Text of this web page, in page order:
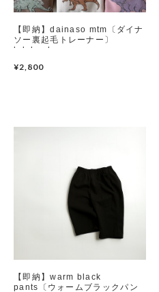
【即納】dainaso mtm〔ダイナ
ソー裏起毛トレーナー〕
lalaland
¥2,800
【即納】warm black
pants〔ウォームブラックパン